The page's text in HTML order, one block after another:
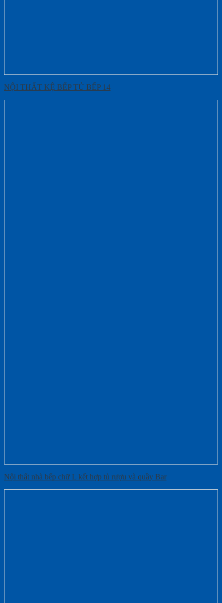
NỘI THẤT KỆ BẾP TỦ BẾP 14
Nội thất nhà bếp chữ L kết hợp tủ rượu và quầy Bar